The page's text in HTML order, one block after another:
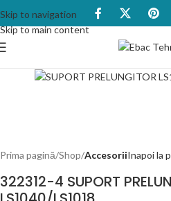
Skip to navigation
Skip to main content
Prima pagină Shop AccesoriiInapoi la
322312-4 SUPORT